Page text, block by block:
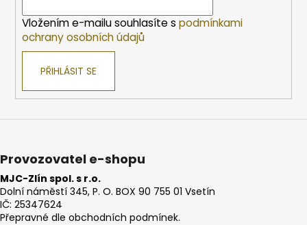
Vložením e-mailu souhlasíte s podmínkami
ochrany osobních údajů
PŘIHLÁSIT SE
Provozovatel e-shopu
MJC-Zlín spol. s r.o.
Dolní náměstí 345, P. O. BOX 90 755 01 Vsetín
IČ: 25347624
Přepravné dle obchodních podmínek.